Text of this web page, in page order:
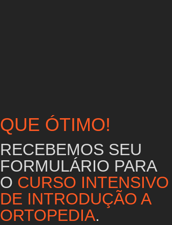
QUE ÓTIMO!
RECEBEMOS SEU
FORMULÁRIO PARA
O CURSO INTENSIVO
DE INTRODUÇÃO A
ORTOPEDIA.